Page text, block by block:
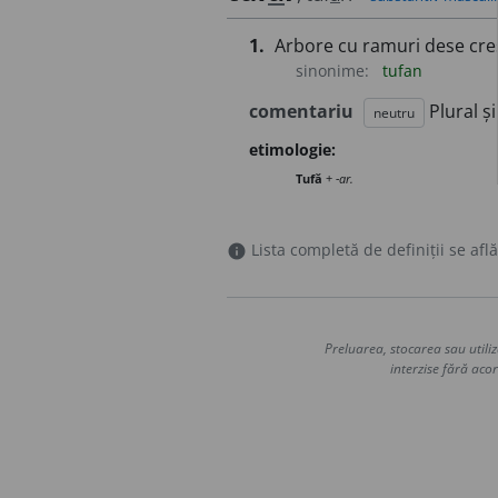
1. Arbore cu ramuri dese
sinonime: tufan
comentariu neutru Plural și:
etimologie:
Tufă + -ar.
info Lista completă de definiții se
Preluarea, stocarea sau
interzise fără